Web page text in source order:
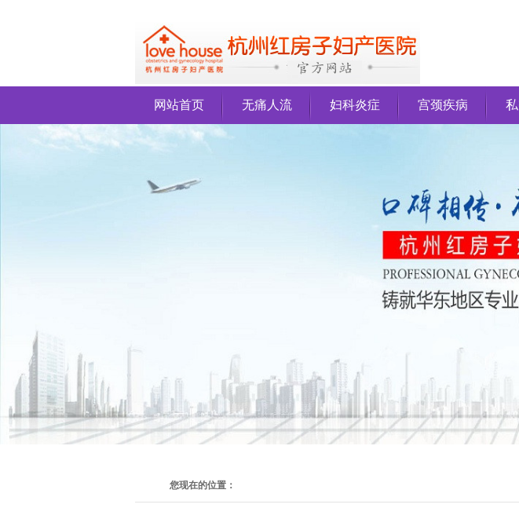
网站首页 无痛人流 妇科炎症 宫颈疾病
您现在的位置：